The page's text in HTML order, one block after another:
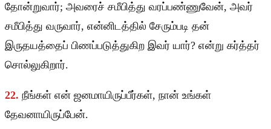
தோன்றுவார்; அவரைச் சமீபித்து வரப்பண்ணுவேன், அவர்
சமீபித்து வருவார், என்னிடத்தில் சேரும்படி தன்
இருதயத்தைப் பிணப்படுத்துகிற இவர் யார்? என்று கர்த்தர்
சொல்லுகிறார்.
22. நீங்கள் என் ஜனமாயிருப்பீர்கள், நான் உங்கள்
தேவனாயிருப்பேன்.